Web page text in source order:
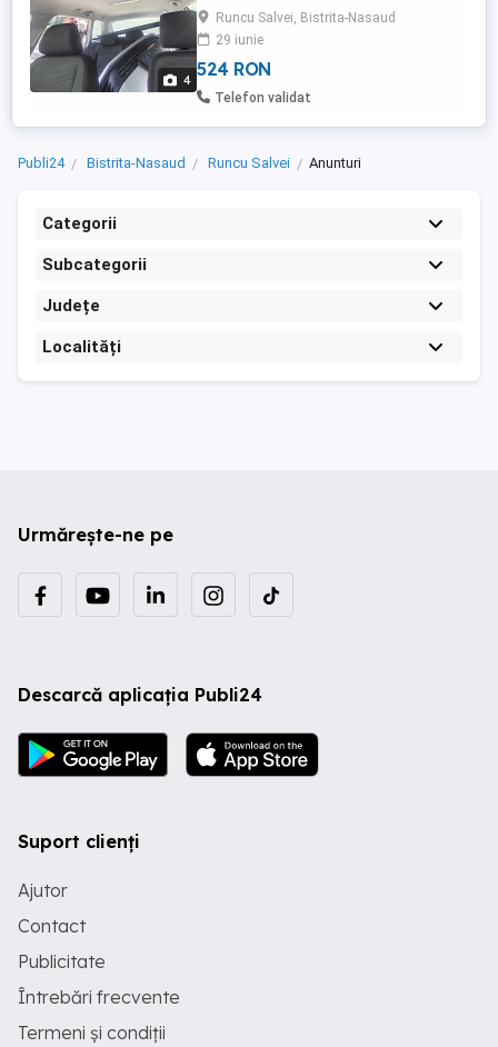
4
Runcu Salvei, Bistrita-Nasaud
29 iunie
524 RON
Telefon validat
Publi24 Bistrita-Nasaud Runcu Salvei Anunturi
Categorii
Subcategorii
Județe
Localități
Urmărește-ne pe
Descarcă aplicația Publi24
Suport clienți
Ajutor
Contact
Publicitate
Întrebări frecvente
Termeni și condiții